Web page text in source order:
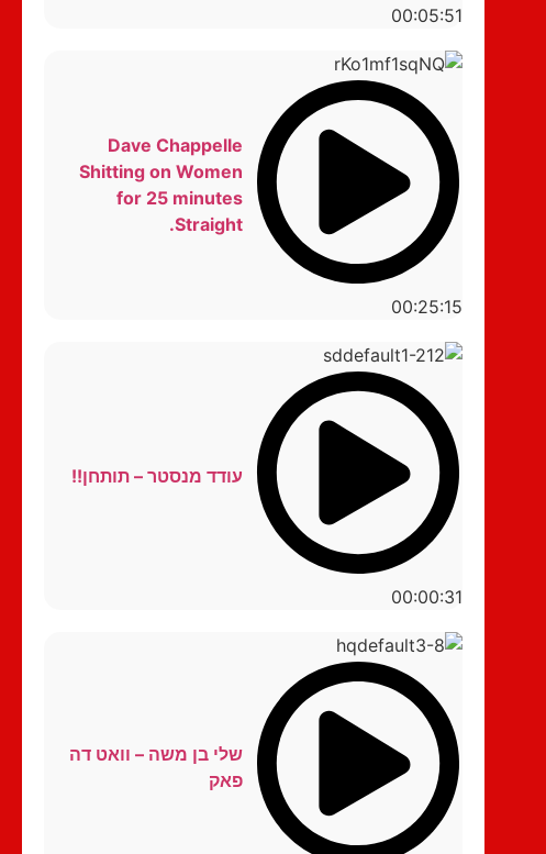
00:05:51
00:25:15
Dave Chappelle
Shitting on Women
for 25 minutes
Straight.
00:00:31
עודד מנסטר – תותחן!!
שלי בן משה – וואט דה
פאק